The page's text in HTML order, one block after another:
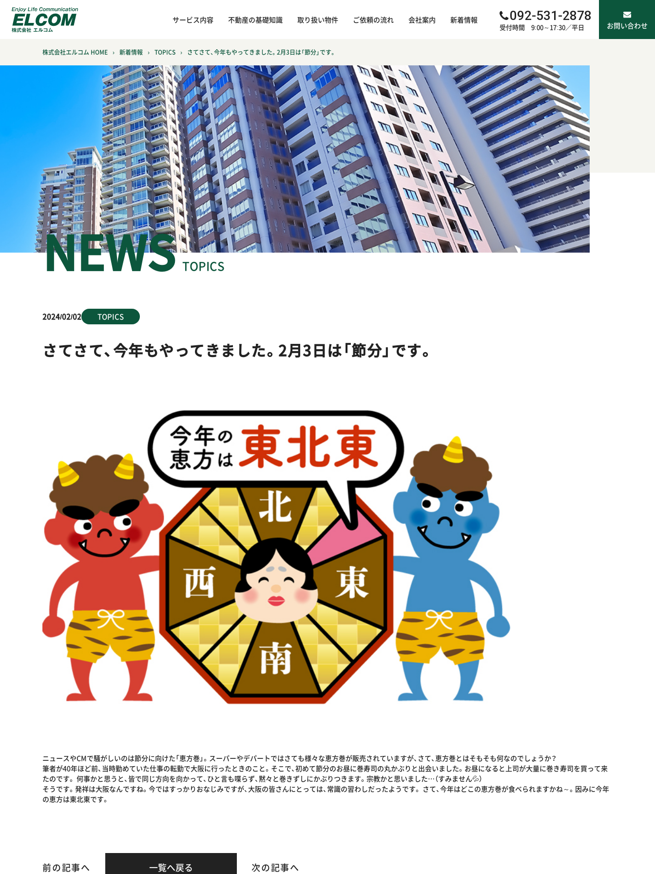
サービス内容 不動産の基礎知識 取り扱い物件 ご依頼の流れ 会社案内 新着情報 092-531-2878
受付時間 9:00～17:30／平日 お問い合わせ
株式会社エルコム HOME › 新着情報 › TOPICS › さてさて、今年もやってきました。2月3日は「節分」です。
TOPICS
2024/02/02 TOPICS
さてさて、今年もやってきました。2月3日は「節分」です。
ニュースやCMで騒がしいのは節分に向けた「恵方巻」。スーパーやデパートではさても様々な恵方巻が販売されていますが、さて、恵方巻とはそもそも何なのでしょうか？
筆者が40年ほど前、当時勤めていた仕事の転勤で大阪に行ったときのこと。そこで、初めて節分のお昼に巻寿司の丸かぶりと出会いました。お昼になると上司が大量に巻き寿司を買って来
たのです。 何事かと思うと、皆で同じ方向を向かって、ひと言も喋らず、黙々と巻きずしにかぶりつきます。宗教かと思いました…（すみません💦）
そうです。発祥は大阪なんですね。今ではすっかりおなじみですが、大阪の皆さんにとっては、常識の習わしだったようです。 さて、今年はどこの恵方巻が食べられますかね～。因みに今年
の恵方は東北東です。
前の記事へ 一覧へ戻る 次の記事へ